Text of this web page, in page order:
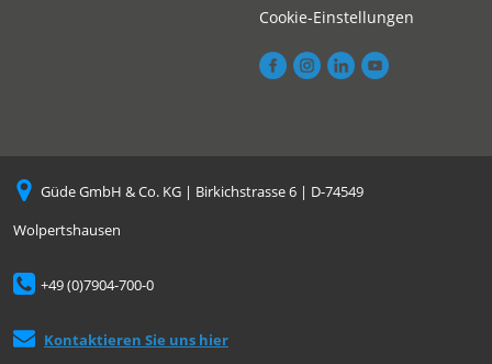
Cookie-Einstellungen
Güde GmbH & Co. KG | Birkichstrasse 6 | D-74549
Wolpertshausen
+49 (0)7904-700-0
Kontaktieren Sie uns hier